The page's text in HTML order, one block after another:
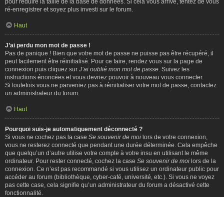
ré-enregistrer et soyez plus investi sur le forum.
Haut
J’ai perdu mon mot de passe !
Pas de panique ! Bien que votre mot de passe ne puisse pas être récupéré, il
peut facilement être réinitialisé. Pour ce faire, rendez vous sur la page de
connexion puis cliquez sur J’ai oublié mon mot de passe . Suivez les
instructions énoncées et vous devriez pouvoir à nouveau vous connecter.
Si toutefois vous ne parveniez pas à réinitialiser votre mot de passe, contactez
un administrateur du forum.
Haut
Pourquoi suis-je automatiquement déconnecté ?
Si vous ne cochez pas la case Se souvenir de moi lors de votre connexion,
vous ne resterez connecté que pendant une durée déterminée. Cela empêche
que quelqu’un d’autre utilise votre compte à votre insu en utilisant le même
ordinateur. Pour rester connecté, cochez la case Se souvenir de moi lors de la
connexion. Ce n’est pas recommandé si vous utilisez un ordinateur public pour
accéder au forum (bibliothèque, cyber-café, université, etc.). Si vous ne voyez
pas cette case, cela signifie qu’un administrateur du forum a désactivé cette
fonctionnalité.